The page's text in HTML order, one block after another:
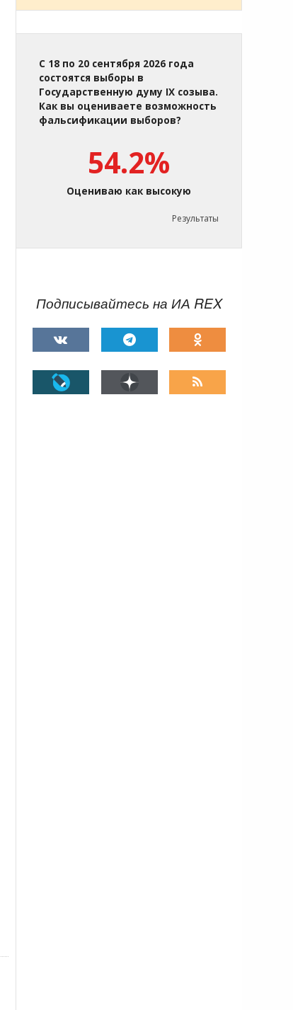
С 18 по 20 сентября 2026 года
состоятся выборы в
Государственную думу IX созыва.
Как вы оцениваете возможность
фальсификации выборов?
54.2%
Оцениваю как высокую
Результаты
Подписывайтесь на ИА REX